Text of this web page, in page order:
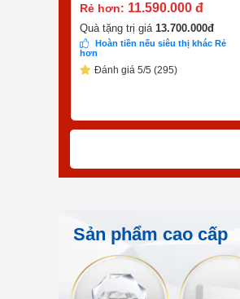
Rẻ hơn: 11.590.000 đ
Quà tặng trị giá 13.700.000đ
Hoàn tiền nếu siêu thị khác Rẻ
hơn
Đánh giá 5/5 (295)
Sản phẩm cao cấp